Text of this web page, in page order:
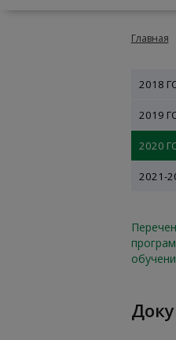
Главная
2018
2019
2020
2021-